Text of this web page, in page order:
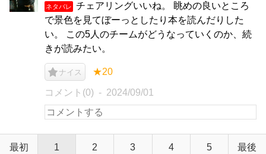
ネタバレ
チェアリングいいね。 眺めの良いところ
で景色を見てぼーっとしたり本を読んだりした
い。 この5人のチームがどうなっていくのか、続
きが読みたい。
ナイス ★20
コメント(0) 2024/09/01
最初 1 2 3 4 5 最後